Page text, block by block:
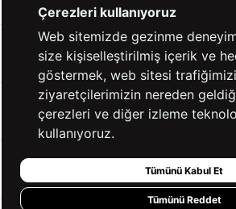
YARDIM
BİZE ULAŞIN
HIZLI ERİŞİM
Çerezleri kullanıyoruz
Web sitemizde gezinme
size kişiselleştirilmiş içerik ve
göstermek, web sitesi
ziyaretçilerimizin nereden
çerezleri ve diğer izleme
kullanıyoruz.
Tümünü Kabul Et
Tümünü Reddet